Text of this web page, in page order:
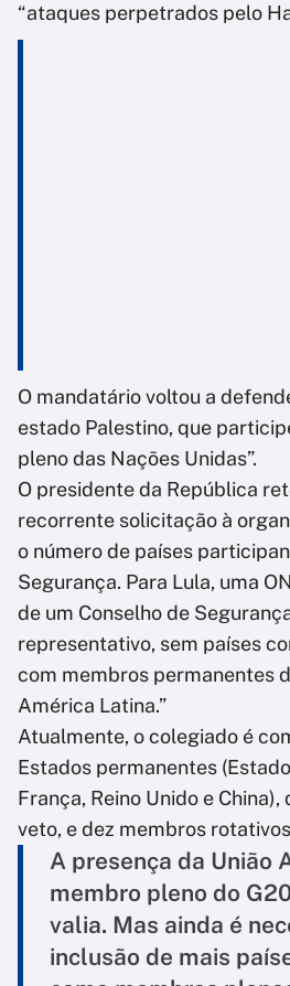
“ataques perpetrados pelo
O mandatário voltou a
estado Palestino, que
pleno das Nações Unidas”.
O presidente da República
recorrente solicitação à
o número de países
Segurança. Para Lula, uma
de um Conselho de
representativo, sem países
com membros permanentes
América Latina.”
Atualmente, o colegiado é
Estados permanentes
França, Reino Unido e
veto, e dez membros
A presença da União
membro pleno do
valia. Mas ainda é
inclusão de mais